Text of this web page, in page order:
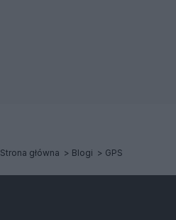
Strona główna Blogi GPS